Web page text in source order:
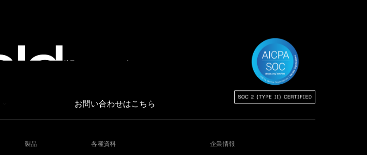
お問い合わせはこちら
世界の”ものづくり”を変える。
製品 各種資料 企業情報